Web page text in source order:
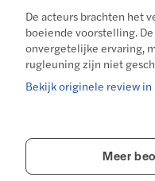
De acteurs brachten het
boeiende voorstelling.
onvergetelijke ervaring,
rugleuning zijn niet
Bekijk originele review in
Meer